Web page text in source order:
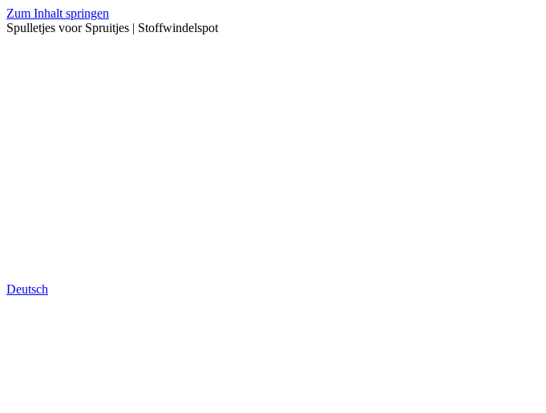
Zum Inhalt springen
Spulletjes voor Spruitjes | Stoffwindelspot
Deutsch